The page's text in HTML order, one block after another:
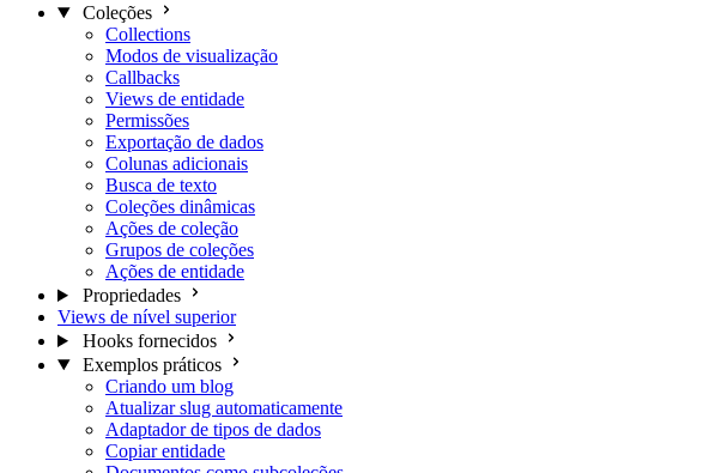
Coleções
Collections
Modos de visualização
Callbacks
Views de entidade
Permissões
Exportação de dados
Colunas adicionais
Busca de texto
Coleções dinâmicas
Ações de coleção
Grupos de coleções
Ações de entidade
Propriedades
Views de nível superior
Hooks fornecidos
Exemplos práticos
Criando um blog
Atualizar slug automaticamente
Adaptador de tipos de dados
Copiar entidade